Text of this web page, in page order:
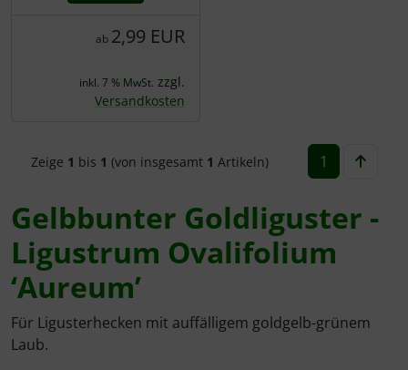
ab 2,99 EUR
inkl. 7 % MwSt. zzgl.
Versandkosten
Zeige 1 bis 1 (von insgesamt 1 Artikeln) 1
Gelbbunter Goldliguster -
Ligustrum Ovalifolium
‘Aureum’
Für Ligusterhecken mit auffälligem goldgelb-grünem
Laub.